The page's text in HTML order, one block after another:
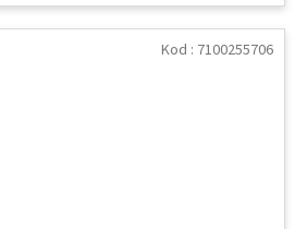
Kod : 7100255706